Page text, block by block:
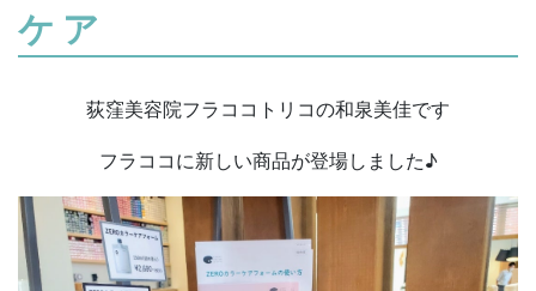
ケア
荻窪美容院フラココトリコの和泉美佳です
フラココに新しい商品が登場しました♪